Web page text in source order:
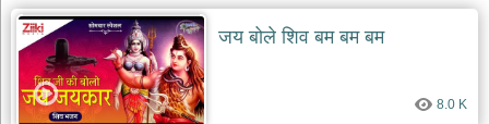
जय बोले शिव बम बम बम
8.0 K